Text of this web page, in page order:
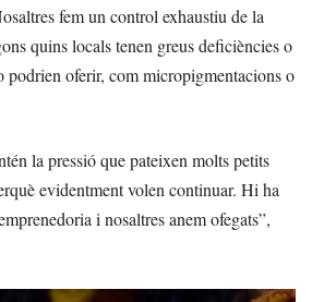
fem un control exhaustiu de la
quins locals tenen greus deficiències o
podrien oferir, com micropigmentacions o
la pressió que pateixen molts petits
evidentment volen continuar. Hi ha
i nosaltres anem ofegats”,